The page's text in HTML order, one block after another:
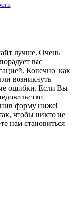
лучше. Очень
вас
Конечно, как
возникнуть
ошибки. Если Вы
форму ниже!
чтобы никто не
нам становиться